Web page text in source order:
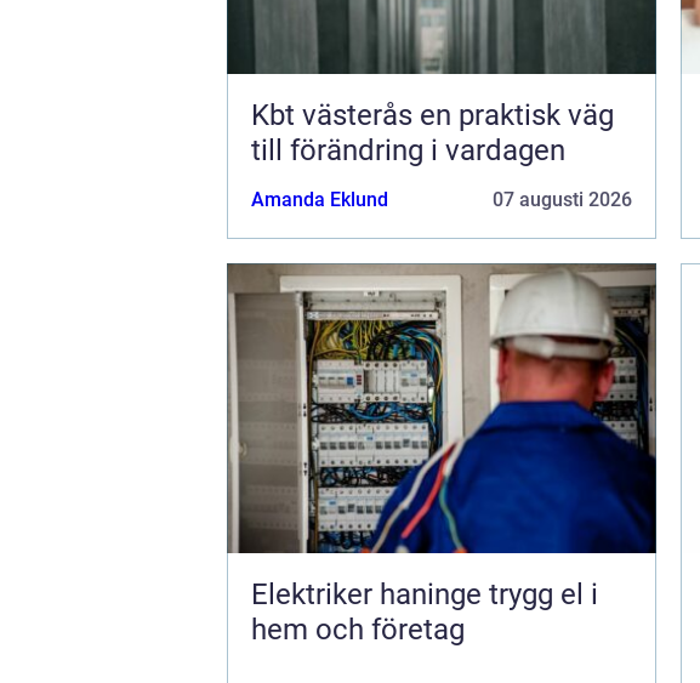
Kbt västerås en praktisk väg
till förändring i vardagen
Amanda Eklund 07 augusti 2026
Elektriker haninge trygg el i
hem och företag